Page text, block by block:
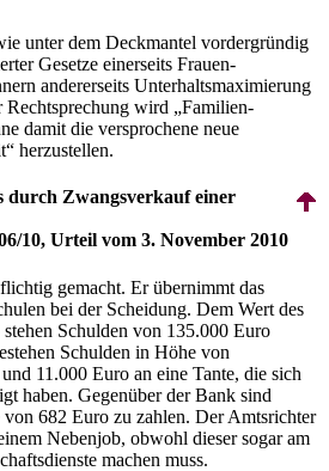
unter dem Deckmantel vordergründig
Gesetze einerseits Frauen­
andererseits Unter­halts­maximierung
wird „Familien­
damit die versprochene neue
herzustellen.
durch Zwangsverkauf einer
10, Urteil vom 3. November 2010
gemacht. Er übernimmt das
bei der Scheidung. Dem Wert des
Schulden von 135.000 Euro
Schulden in Höhe von
11.000 Euro an eine Tante, die sich
haben. Gegenüber der Bank sind
682 Euro zu zahlen. Der Amtsrichter
Nebenjob, obwohl dieser sogar am
machen muss.